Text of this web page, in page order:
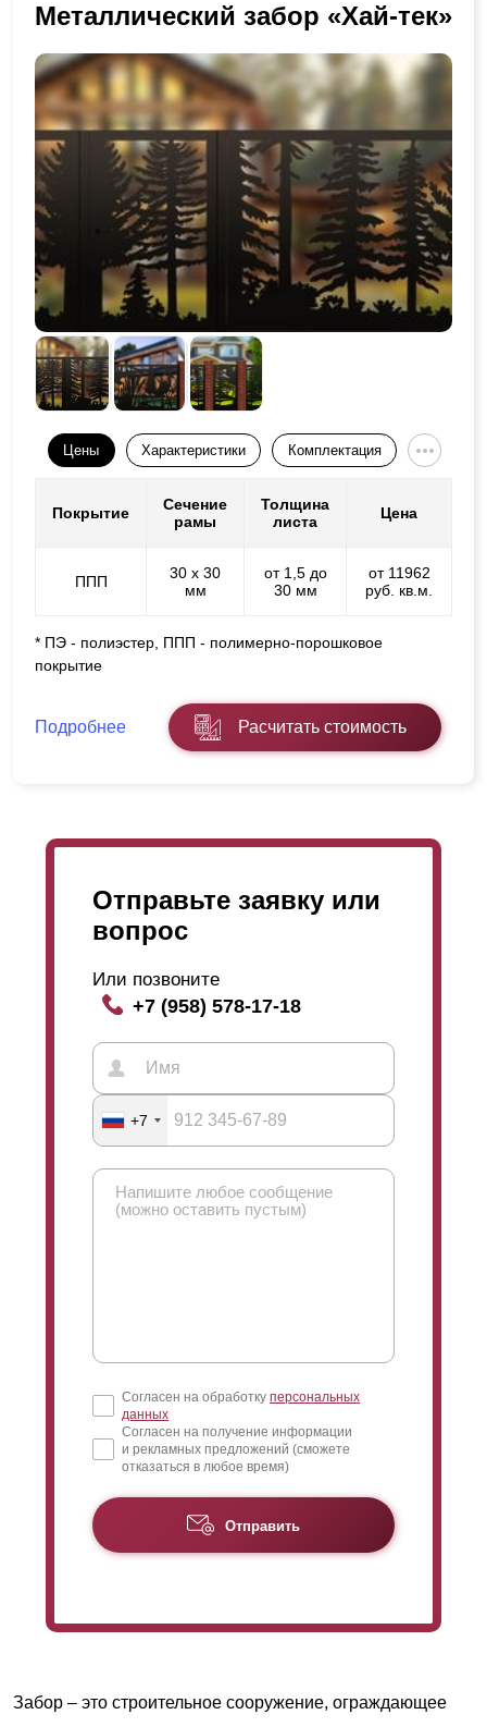
Металлический забор «Хай-тек»
Цены Характеристики Комплектация
Покрытие
Сечение
рамы
Толщина
листа
Цена
ППП
30 х 30
мм
от 1,5 до
30 мм
от 11962
руб. кв.м.
* ПЭ - полиэстер, ППП - полимерно-порошковое
покрытие
Подробнее Расчитать стоимость
Отправьте заявку или
вопрос
Или позвоните
+7 (958) 578-17-18
+7
Согласен на обработку персональных
данных
Согласен на получение информации
и рекламных предложений (сможете
отказаться в любое время)
Отправить
Забор – это строительное сооружение, ограждающее